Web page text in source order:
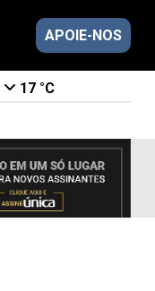
APOIE-NOS
17 °C